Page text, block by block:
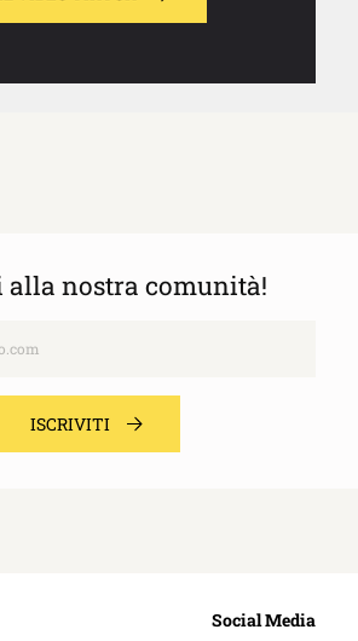
nostra comunità!
ISCRIVITI
Social Media